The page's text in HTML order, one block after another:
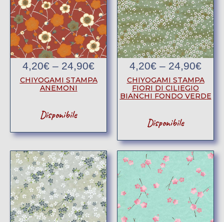
4,20€ – 24,90€
CHIYOGAMI STAMPA
ANEMONI
Disponibile
4,20€ – 24,90€
CHIYOGAMI STAMPA
FIORI DI CILIEGIO
BIANCHI FONDO VERDE
Disponibile